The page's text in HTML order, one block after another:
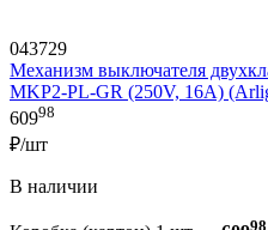
043729
Механизм выключателя
MKP2-PL-GR (250V, 16A)
60998
₽/шт
В наличии
98